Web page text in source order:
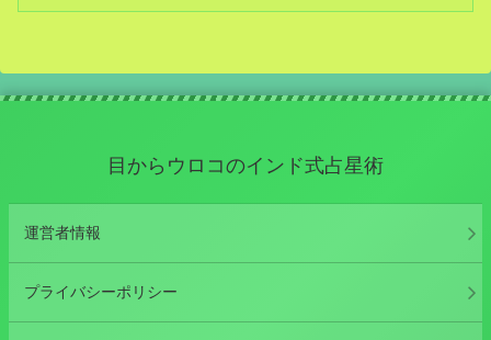
目からウロコのインド式占星術
運営者情報
プライバシーポリシー